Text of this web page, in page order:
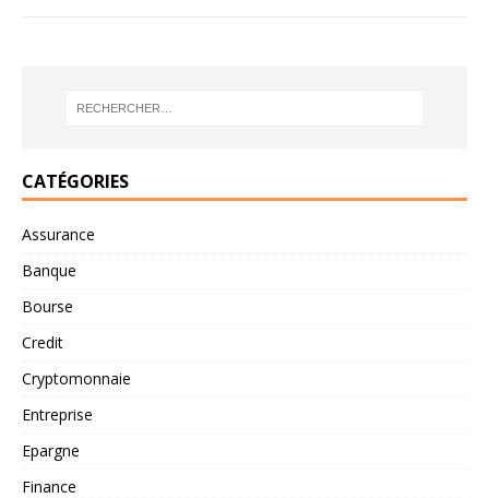
CATÉGORIES
Assurance
Banque
Bourse
Credit
Cryptomonnaie
Entreprise
Epargne
Finance